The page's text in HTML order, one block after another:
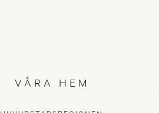
VÅRA HEM